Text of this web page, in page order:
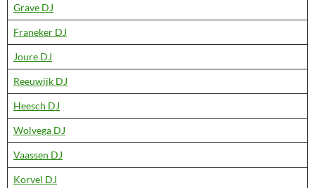
Grave DJ
Franeker DJ
Joure DJ
Reeuwijk DJ
Heesch DJ
Wolvega DJ
Vaassen DJ
Korvel DJ